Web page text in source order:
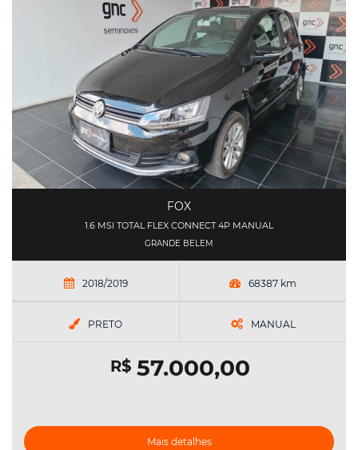
FOX
1.6 MSI TOTAL FLEX CONNECT 4P MANUAL
GRANDE BELEM
2018/2019 68387 km
PRETO MANUAL
R$57.000,00
Mais detalhes